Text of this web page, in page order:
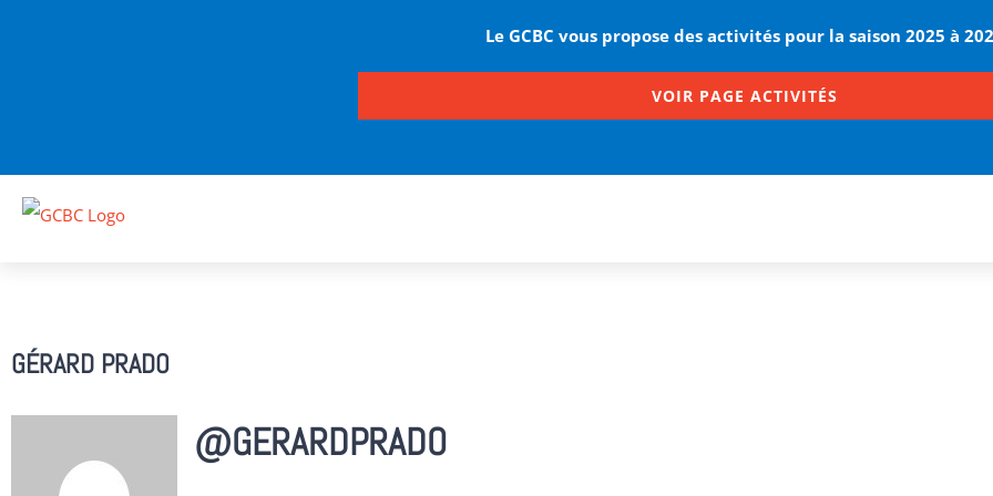
Le GCBC vous propose des activités pour la saison 2025 à
VOIR PAGE ACTIVITÉS
Passer
GÉRARD PRADO
@GERARDPRADO